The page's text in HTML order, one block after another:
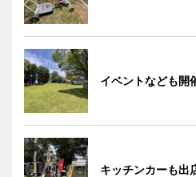
イベントなども開
キッチンカーも出